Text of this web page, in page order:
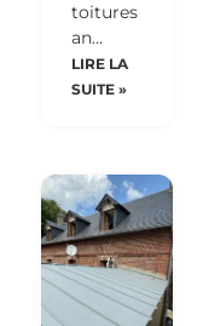
toitures
an…
LIRE LA
SUITE »